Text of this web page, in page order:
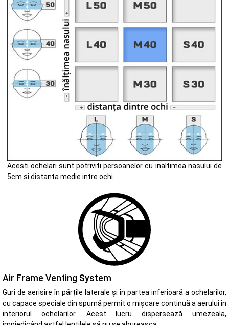
Acesti ochelari sunt potriviti persoanelor cu inaltimea nasului de
5cm si distanta medie intre ochi.
Air Frame Venting System
Guri de aerisire în părțile laterale și în partea inferioară a ochelarilor,
cu capace speciale din spumă permit o mișcare continuă a aerului în
interiorul ochelarilor. Acest lucru dispersează umezeala,